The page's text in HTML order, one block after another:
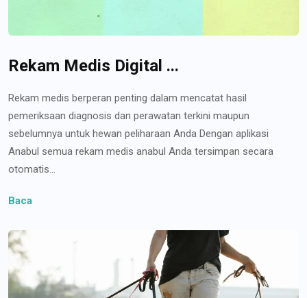
Rekam Medis Digital ...
Rekam medis berperan penting dalam mencatat hasil
pemeriksaan diagnosis dan perawatan terkini maupun
sebelumnya untuk hewan peliharaan Anda Dengan aplikasi
Anabul semua rekam medis anabul Anda tersimpan secara
otomatis...
Baca